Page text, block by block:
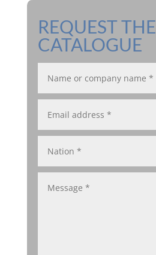
REQUEST THE
CATALOGUE